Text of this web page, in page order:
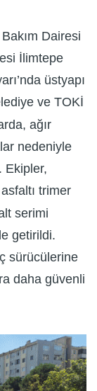
Dairesi
İlimtepe
üstyapı
ve TOKİ
ağır
nedeniyle
Ekipler,
trimer
serimi
getirildi.
sürücülerine
daha güvenli